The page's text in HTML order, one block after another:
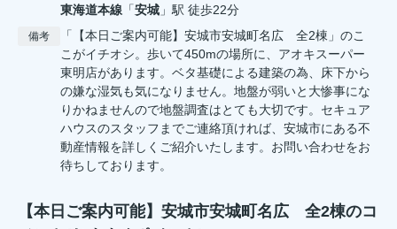
東海道本線 「安城 」駅 徒歩22分
備考
「【本日ご案内可能】安城市安城町名広 全2棟」のこ
こがイチオシ。歩いて450mの場所に、アオキスーパー
東明店があります。ベタ基礎による建築の為、床下から
の嫌な湿気も気になりません。地盤が弱いと大惨事にな
りかねませんので地盤調査はとても大切です。セキュア
ハウスのスタッフまでご連絡頂ければ、安城市にある不
動産情報を詳しくご紹介いたします。お問い合わせをお
待ちしております。
【本日ご案内可能】安城市安城町名広 全2棟のコ